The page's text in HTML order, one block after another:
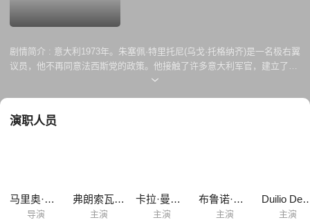
剧情简介 : 意大利1973年。朱塞佩·特里托尼(乌戈·托格纳齐)是一名极右翼
议员，他不再同意法西斯党的政策。他接触了许多意大利军官，建立了关
系网，以便组织政变。事情出了差错，内政部长(内政部长)李·马嘶先生(利
演职人员
马里奥·莫尼切利
导演
弗朗索瓦·佩里埃
主演
卡拉·曼奇尼
主演
布鲁诺·迪·鲁亚
主演
Duilio
主演